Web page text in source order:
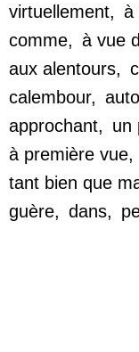
virtuellement, à
comme, à vue
aux alentours,
calembour,
approchant, un
à première vue,
tant bien que
guère, dans,